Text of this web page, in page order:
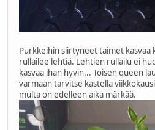
Purkkeihin siirtyneet taimet kasvaa
rullailee lehtiä. Lehtien rullailu ei
kasvaa ihan hyvin... Toisen queen
varmaan tarvitse kastella
multa on edelleen aika märkää.